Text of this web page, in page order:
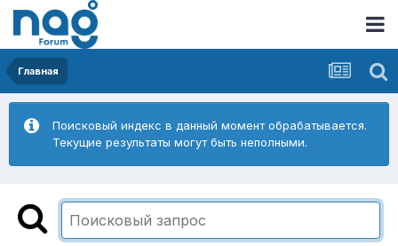
Главная
Поисковый индекс в данный момент обрабатывается.
Текущие результаты могут быть неполными.